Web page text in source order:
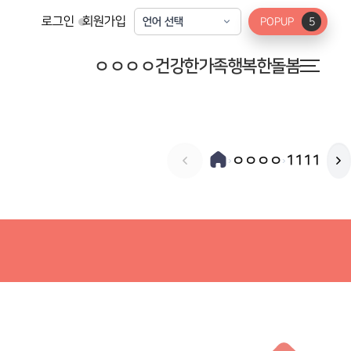
로그인 회원가입
ㅇㅇㅇㅇ건강한가족행복한돌봄
› ㅇㅇㅇㅇ › 1111
POPUP 5